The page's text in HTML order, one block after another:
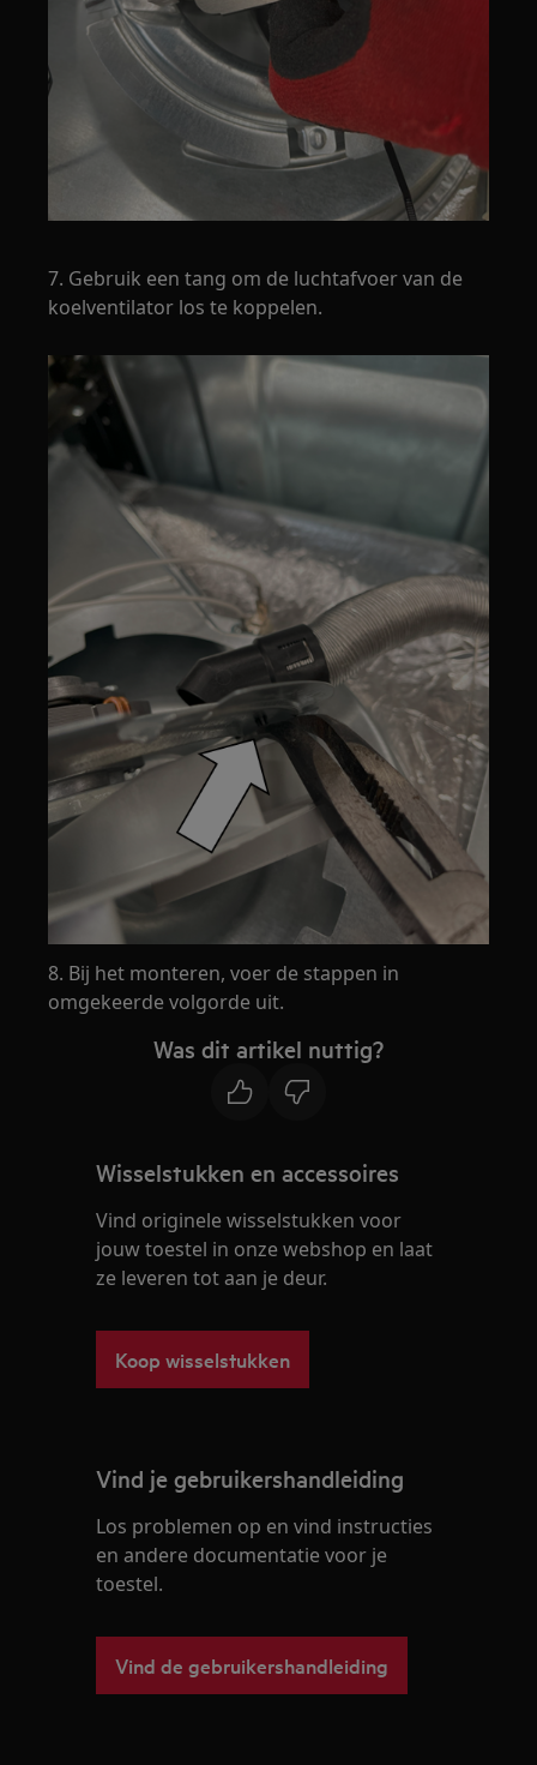
7. Gebruik een tang om de luchtafvoer van de
koelventilator los te koppelen.
8. Bij het monteren, voer de stappen in
omgekeerde volgorde uit.
Was dit artikel nuttig?
Wisselstukken en accessoires
Vind originele wisselstukken voor
jouw toestel in onze webshop en laat
ze leveren tot aan je deur.
Koop wisselstukken
Vind je gebruikershandleiding
Los problemen op en vind instructies
en andere documentatie voor je
toestel.
Vind de gebruikershandleiding